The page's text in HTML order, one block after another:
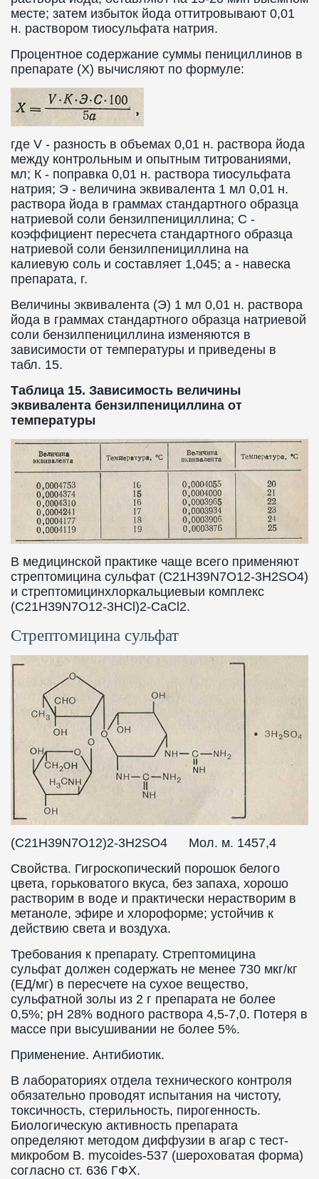
месте; затем избыток йода оттитровывают 0,01
н. раствором тиосульфата натрия.
Процентное содержание суммы пенициллинов в
препарате (X) вычисляют по формуле:
где V - разность в объемах 0,01 н. раствора йода
между контрольным и опытным титрованиями,
мл; К - поправка 0,01 н. раствора тиосульфата
натрия; Э - величина эквивалента 1 мл 0,01 н.
раствора йода в граммах стандартного образца
натриевой соли бензилпенициллина; С -
коэффициент пересчета стандартного образца
натриевой соли бензилпенициллина на
калиевую соль и составляет 1,045; а - навеска
препарата, г.
Величины эквивалента (Э) 1 мл 0,01 н. раствора
йода в граммах стандартного образца натриевой
соли бензилпенициллина изменяются в
зависимости от температуры и приведены в
табл. 15.
Таблица 15. Зависимость величины
эквивалента бензилпенициллина от
температуры
В медицинской практике чаще всего применяют
стрептомицина сульфат (C21H39N7O12-3H2SO4)
и стрептомицинхлоркальциевыи комплекс
(C21H39N7O12-3HCl)2-CaCl2.
Стрептомицина сульфат
(C21H39N7O12)2-3H2SO4 Мол. м. 1457,4
Свойства. Гигроскопический порошок белого
цвета, горьковатого вкуса, без запаха, хорошо
растворим в воде и практически нерастворим в
метаноле, эфире и хлороформе; устойчив к
действию света и воздуха.
Требования к препарату. Стрептомицина
сульфат должен содержать не менее 730 мкг/кг
(ЕД/мг) в пересчете на сухое вещество,
сульфатной золы из 2 г препарата не более
0,5%; рН 28% водного раствора 4,5-7,0. Потеря в
массе при высушивании не более 5%.
Применение. Антибиотик.
В лабораториях отдела технического контроля
обязательно проводят испытания на чистоту,
токсичность, стерильность, пирогенность.
Биологическую активность препарата
определяют методом диффузии в агар с тест-
микробом В. mycoides-537 (шероховатая форма)
согласно ст. 636 ГФХ.